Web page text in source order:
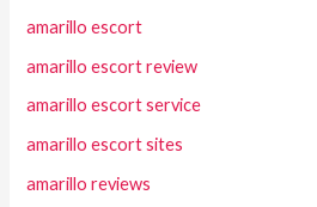
amarillo escort
amarillo escort review
amarillo escort service
amarillo escort sites
amarillo reviews